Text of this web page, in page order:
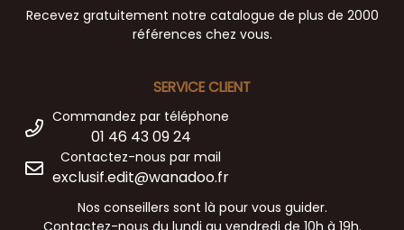
Recevez gratuitement notre catalogue de plus de 2000
références chez vous.
SERVICE CLIENT
Commandez par téléphone
01 46 43 09 24
Contactez-nous par mail
exclusif.edit@wanadoo.fr
Nos conseillers sont là pour vous guider.
Contactez-nous du lundi au vendredi de 10h à 19h.